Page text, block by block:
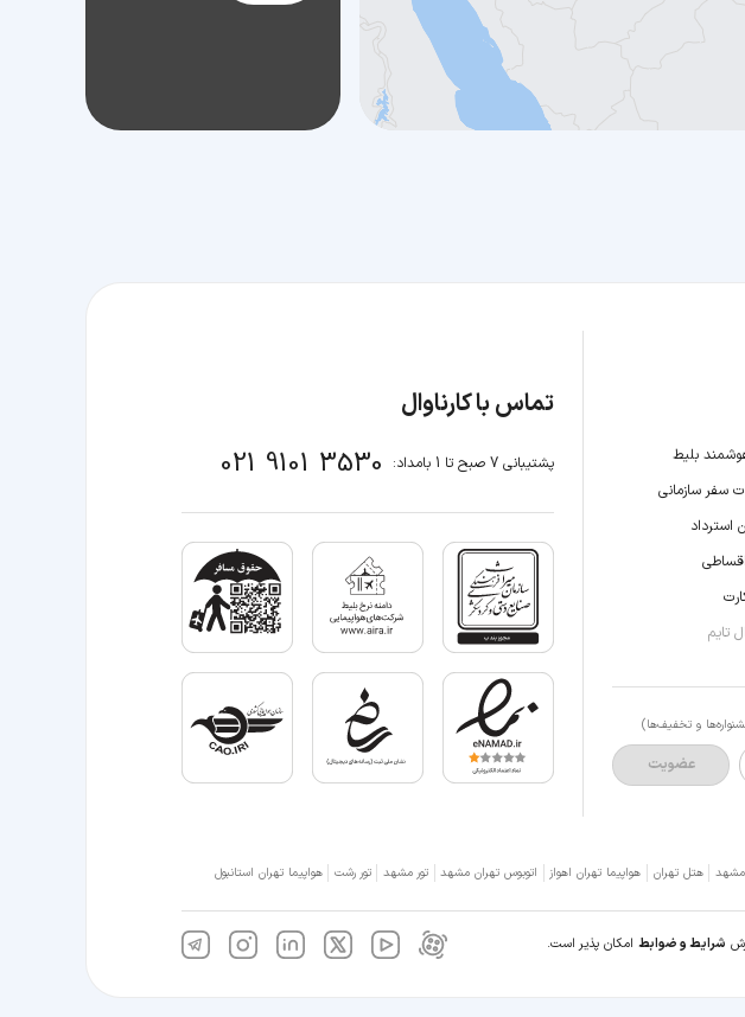
بلیط
سفر سازمانی
استرداد
تایم
و تخفیف‌ها)
عضویت
تماس با کارناوال
پشتیبانی 7 صبح تا 1 بامداد: 021 9101 3530
هتل تهران هواپیما تهران اهواز اتوبوس تهران مشهد تور مشهد تور رشت هواپیما تهران استانبول
شرایط و ضوابط امکان پذیر است.